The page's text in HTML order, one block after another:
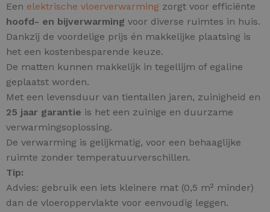
Een elektrische vloerverwarming zorgt voor efficiënte
hoofd- en bijverwarming voor diverse ruimtes in huis.
Dankzij de voordelige prijs én makkelijke plaatsing is
het een kostenbesparende keuze.
De matten kunnen makkelijk in tegellijm of egaline
geplaatst worden.
Met een levensduur van tientallen jaren, zuinigheid en
25 jaar garantie is het een zuinige en duurzame
verwarmingsoplossing.
De verwarming is gelijkmatig, voor een behaaglijke
ruimte zonder temperatuurverschillen.
Tip:
Advies: gebruik een iets kleinere mat (0,5 m² minder)
dan de vloeroppervlakte voor eenvoudig leggen.